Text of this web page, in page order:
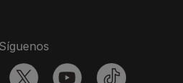
Síguenos